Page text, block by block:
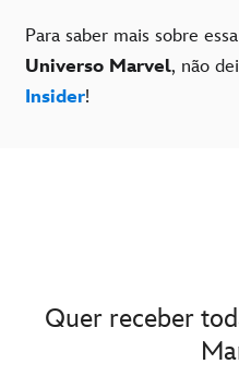
Para saber mais sobre
Universo Marvel, não
Insider!
Quer receber